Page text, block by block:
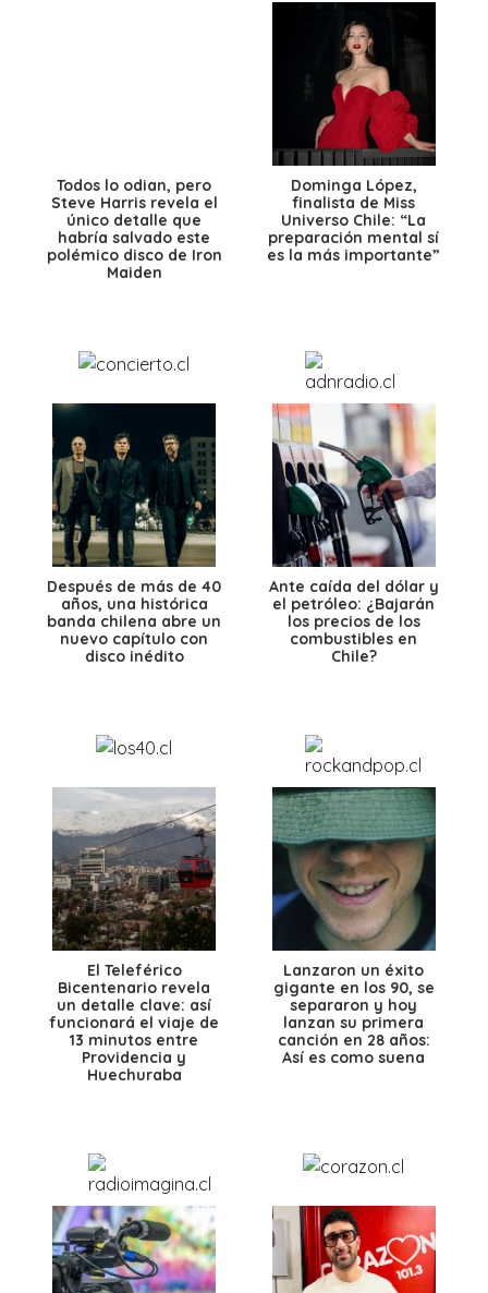
Todos lo odian, pero
Steve Harris revela el
único detalle que
habría salvado este
polémico disco de Iron
Maiden
Dominga López,
finalista de Miss
Universo Chile: “La
preparación mental sí
es la más importante”
Después de más de 40
años, una histórica
banda chilena abre un
nuevo capítulo con
disco inédito
Ante caída del dólar y
el petróleo: ¿Bajarán
los precios de los
combustibles en
Chile?
El Teleférico
Bicentenario revela
un detalle clave: así
funcionará el viaje de
13 minutos entre
Providencia y
Huechuraba
Lanzaron un éxito
gigante en los 90, se
separaron y hoy
lanzan su primera
canción en 28 años:
Así es como suena